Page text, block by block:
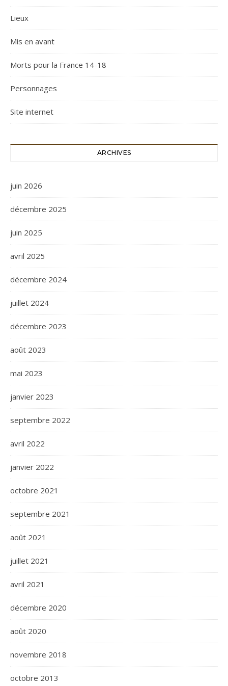
Lieux
Mis en avant
Morts pour la France 14-18
Personnages
Site internet
ARCHIVES
juin 2026
décembre 2025
juin 2025
avril 2025
décembre 2024
juillet 2024
décembre 2023
août 2023
mai 2023
janvier 2023
septembre 2022
avril 2022
janvier 2022
octobre 2021
septembre 2021
août 2021
juillet 2021
avril 2021
décembre 2020
août 2020
novembre 2018
octobre 2013